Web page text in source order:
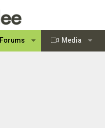
Forums Media